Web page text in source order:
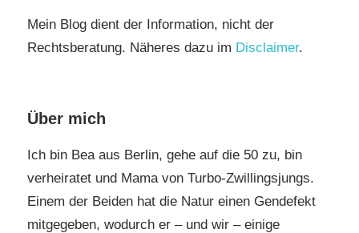
Mein Blog dient der Information, nicht der
Rechtsberatung. Näheres dazu im Disclaimer.
Über mich
Ich bin Bea aus Berlin, gehe auf die 50 zu, bin
verheiratet und Mama von Turbo-Zwillingsjungs.
Einem der Beiden hat die Natur einen Gendefekt
mitgegeben, wodurch er – und wir – einige